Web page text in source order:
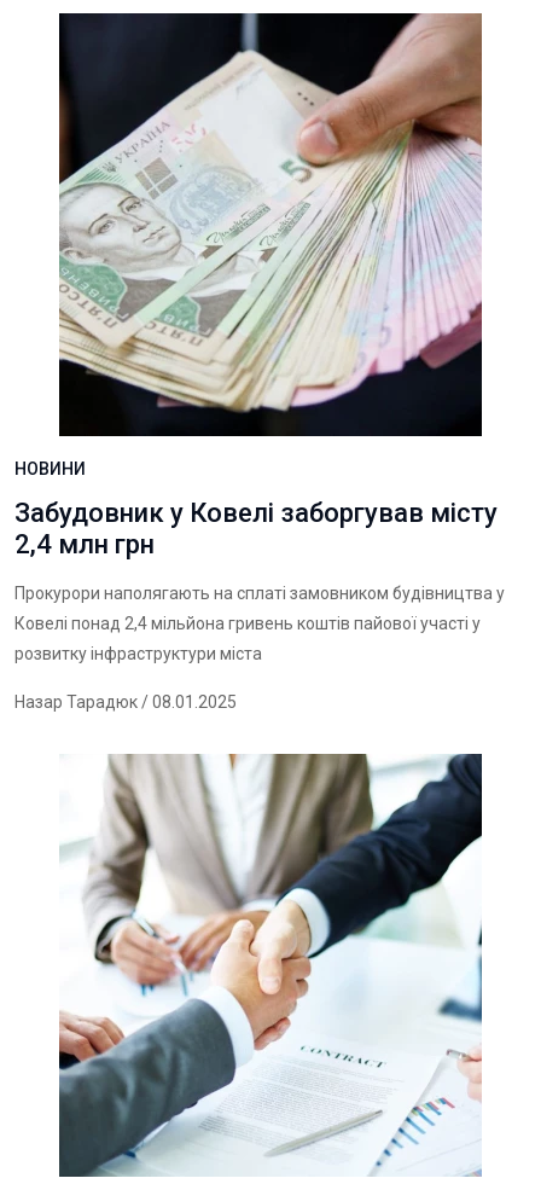
НОВИНИ
Забудовник у Ковелі заборгував місту
2,4 млн грн
Прокурори наполягають на сплаті замовником будівництва у
Ковелі понад 2,4 мільйона гривень коштів пайової участі у
розвитку інфраструктури міста
Назар Тарадюк/ 08.01.2025